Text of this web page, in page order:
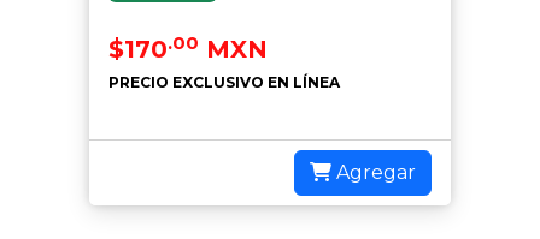
$170.00 MXN
PRECIO EXCLUSIVO EN LÍNEA
Agregar